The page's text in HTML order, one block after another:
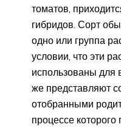
томатов,
гибридов. Сорт
одно или группа
условии, что эти
использованы для
же представляют
отобранными
процессе